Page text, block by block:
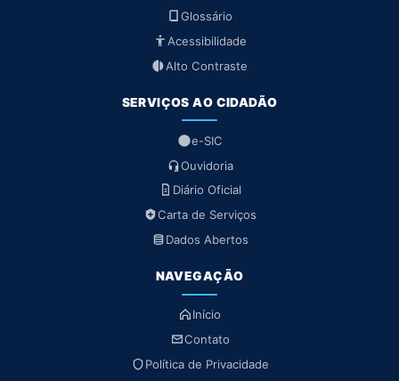
Glossário
Acessibilidade
Alto Contraste
SERVIÇOS AO CIDADÃO
e-SIC
Ouvidoria
Diário Oficial
Carta de Serviços
Dados Abertos
NAVEGAÇÃO
Início
Contato
Política de Privacidade